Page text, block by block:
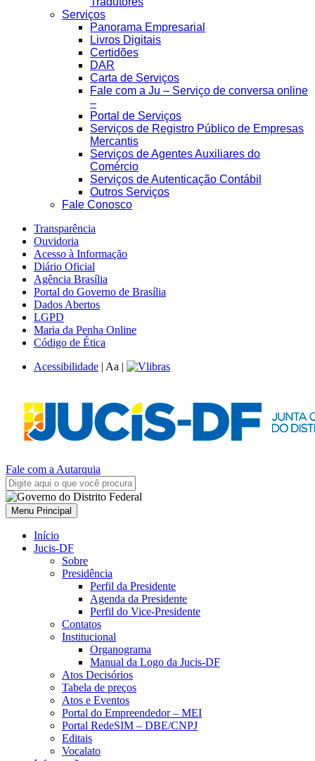
Serviços
Panorama Empresarial
Livros Digitais
Certidões
DAR
Carta de Serviços
Fale com a Ju – Serviço de conversa online
–
Portal de Serviços
Serviços de Registro Público de Empresas
Mercantis
Serviços de Agentes Auxiliares do
Comércio
Serviços de Autenticação Contábil
Outros Serviços
Fale Conosco
Transparência
Ouvidoria
Acesso à Informação
Diário Oficial
Agência Brasília
Portal do Governo de Brasília
Dados Abertos
LGPD
Maria da Penha Online
Código de Ética
Acessibilidade | Aa |
Fale com a Autarquia
Menu Principal
Início
Jucis-DF
Sobre
Presidência
Perfil da Presidente
Agenda da Presidente
Perfil do Vice-Presidente
Contatos
Institucional
Organograma
Manual da Logo da Jucis-DF
Atos Decisórios
Tabela de preços
Atos e Eventos
Portal do Empreendedor – MEI
Portal RedeSIM – DBE/CNPJ
Editais
Vocalato